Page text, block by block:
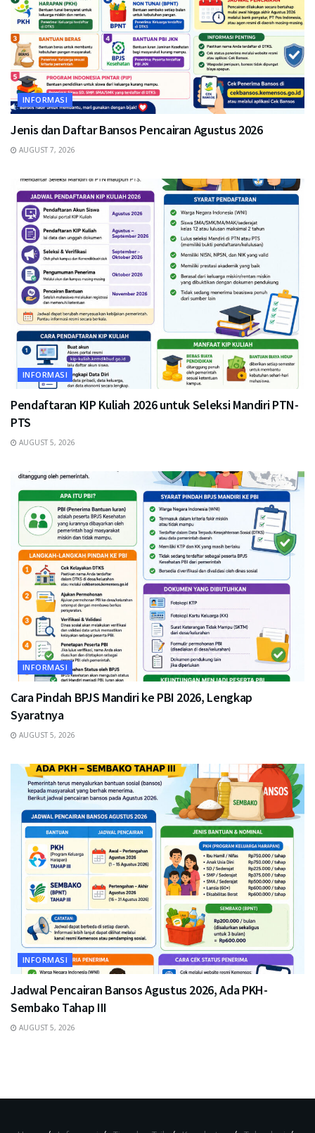
INFORMASI
Jenis dan Daftar Bansos Pencairan Agustus 2026
AUGUST 7, 2026
INFORMASI
Pendaftaran KIP Kuliah 2026 untuk Seleksi Mandiri PTN-
PTS
AUGUST 5, 2026
INFORMASI
Cara Pindah BPJS Mandiri ke PBI 2026, Lengkap
Syaratnya
AUGUST 5, 2026
INFORMASI
Jadwal Pencairan Bansos Agustus 2026, Ada PKH-
Sembako Tahap III
AUGUST 5, 2026